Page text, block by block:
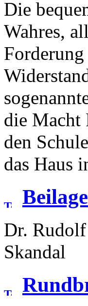
Die
Wahres,
Forderung
die Macht
den
das Haus
Dr.
Skandal